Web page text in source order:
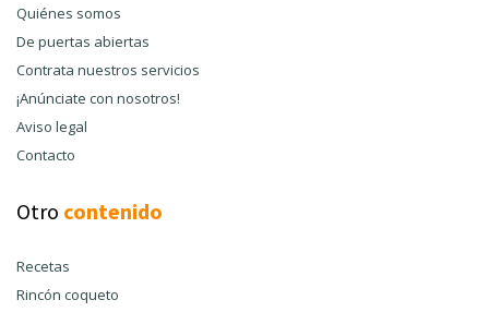
Quiénes somos
De puertas abiertas
Contrata nuestros servicios
¡Anúnciate con nosotros!
Aviso legal
Contacto
Otro contenido
Recetas
Rincón coqueto